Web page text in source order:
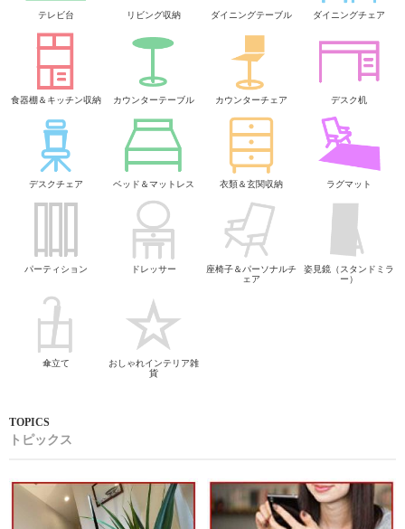
テレビ台 リビング収納 ダイニングテーブル ダイニングチェア
食器棚＆キッチン収納 カウンターテーブル カウンターチェア デスク机
デスクチェア ベッド＆マットレス 衣類＆玄関収納 ラグマット
パーティション ドレッサー
座椅子＆パーソナルチ
ェア
姿見鏡（スタンドミラ
ー）
傘立て
おしゃれインテリア雑
貨
トピックス